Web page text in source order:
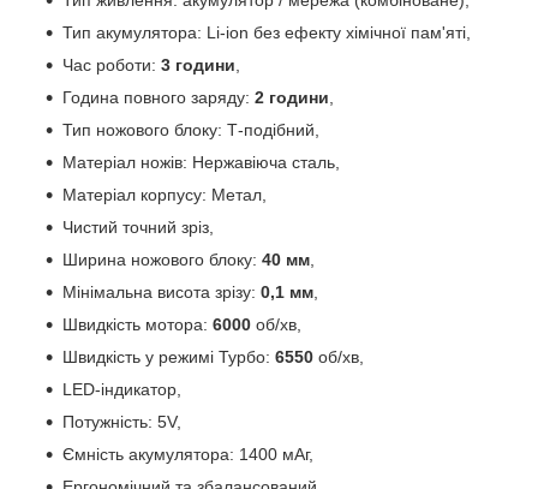
Тип акумулятора: Li-ion без ефекту хімічної пам'яті,
Час роботи: 3 години
Година повного заряду: 2 години
Тип ножового блоку: Т-подібний,
Матеріал ножів: Нержавіюча сталь,
Матеріал корпусу: Метал,
Чистий точний зріз,
Ширина ножового блоку: 40 мм
Мінімальна висота зрізу: 0,1 мм
Швидкість мотора: 6000 об/хв,
Швидкість у режимі Турбо: 6550 об/хв,
LED-індикатор,
Потужність: 5V,
Ємність акумулятора: 1400 мАг,